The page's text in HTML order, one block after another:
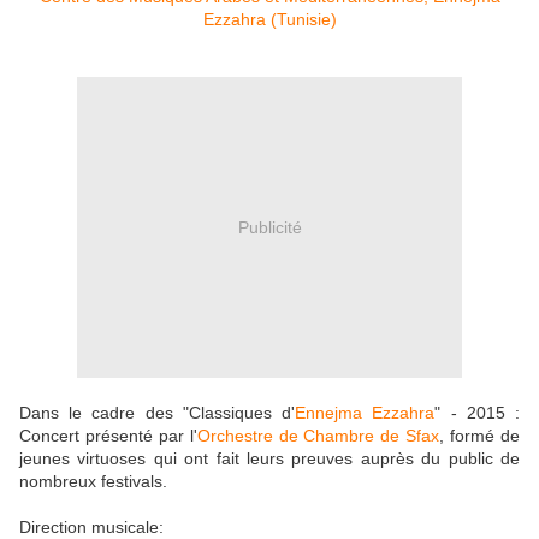
Publicité
Dans le cadre des "Classiques d'Ennejma Ezzahra" - 2015 :
Concert présenté par l'Orchestre de Chambre de Sfax , formé de
jeunes virtuoses qui ont fait leurs preuves auprès du public de
nombreux festivals.
Direction musicale: